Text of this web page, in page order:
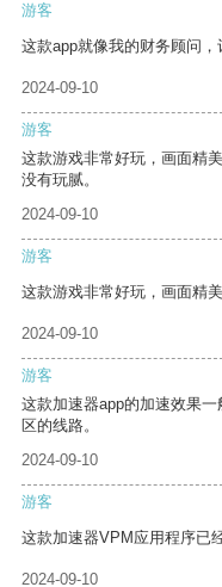
游客
这款app就像我的财务顾问，
2024-09-10
游客
这款游戏非常好玩，画面精
没有玩腻。
2024-09-10
游客
这款游戏非常好玩，画面精美
2024-09-10
游客
这款加速器app的加速效果
区的线路。
2024-09-10
游客
这款加速器VPM应用程序已
2024-09-10